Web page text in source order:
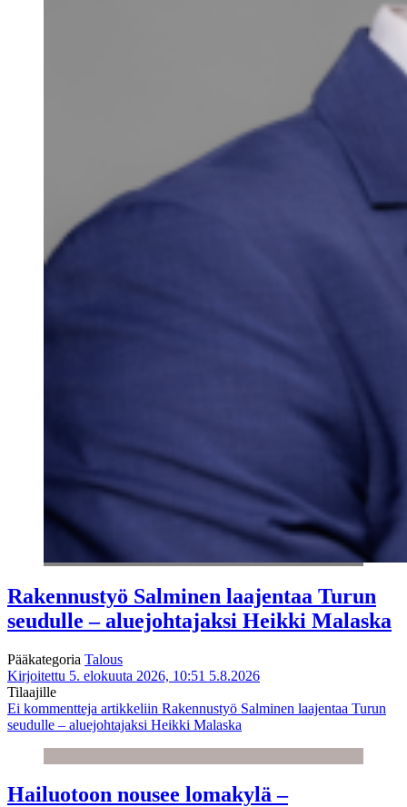
Rakennustyö Salminen laajentaa Turun
seudulle – aluejohtajaksi Heikki Malaska
Pääkategoria Talous
Kirjoitettu 5. elokuuta 2026, 10:51 5.8.2026
Tilaajille
Ei kommentteja artikkeliin Rakennustyö Salminen laajentaa Turun
seudulle – aluejohtajaksi Heikki Malaska
Hailuotoon nousee lomakylä –